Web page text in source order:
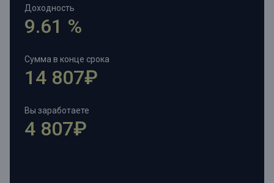
Доходность
9.61 %
Сумма в конце срока
14 807₽
Вы заработаете
4 807₽